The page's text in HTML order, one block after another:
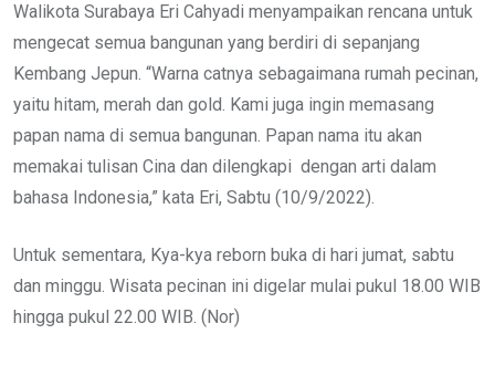
Walikota Surabaya Eri Cahyadi menyampaikan rencana untuk
mengecat semua bangunan yang berdiri di sepanjang
Kembang Jepun. “Warna catnya sebagaimana rumah pecinan,
yaitu hitam, merah dan gold. Kami juga ingin memasang
papan nama di semua bangunan. Papan nama itu akan
memakai tulisan Cina dan dilengkapi dengan arti dalam
bahasa Indonesia,” kata Eri, Sabtu (10/9/2022).
Untuk sementara, Kya-kya reborn buka di hari jumat, sabtu
dan minggu. Wisata pecinan ini digelar mulai pukul 18.00 WIB
hingga pukul 22.00 WIB. (Nor)